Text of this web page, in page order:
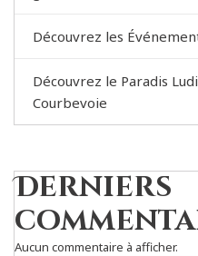
Découvrez les
Découvrez le Paradis
Courbevoie
Derniers
Aucun commentaire à afficher.